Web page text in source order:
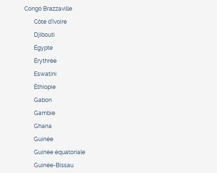
Congo Brazzaville
Côte d’Ivoire
Djibouti
Égypte
Érythrée
Eswatini
Éthiopie
Gabon
Gambie
Ghana
Guinée
Guinée équatoriale
Guinée-Bissau